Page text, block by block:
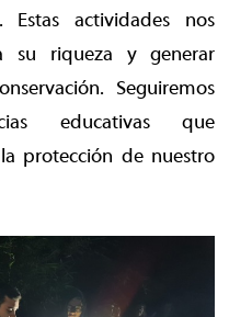
Estas actividades nos
su riqueza y generar
Seguiremos
educativas que
protección de nuestro